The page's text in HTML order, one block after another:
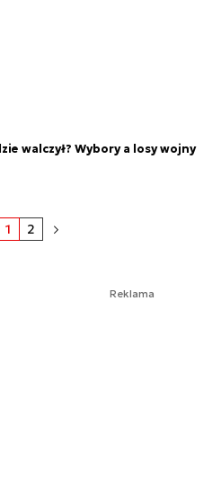
walczył? Wybory a losy wojny
1 2
Reklama